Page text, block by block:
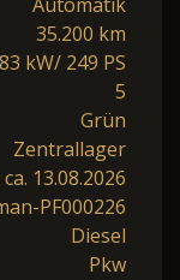
35.200 km
kW/ 249 PS
5
Grün
Zentrallager
13.08.2026
PF000226
Diesel
Pkw